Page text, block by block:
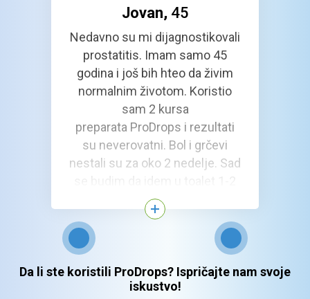
Jovan, 45
Nedavno su mi dijagnostikovali
prostatitis. Imam samo 45
godina i još bih hteo da živim
normalnim životom. Koristio
sam 2 kursa
preparata ProDrops i rezultati
su neverovatni. Bol i grčevi
nestali su za oko 2 nedelje. Sad
puta noću (ranije sam ustajao 5
puta). Osećam se za ocenu 8
od 10. Nadam se da će mi se
obnoviti i erektilna funkcija. Već
mogu da vidim značajna
poboljšanja. Stvari se sigurno
Da li ste koristili ProDrops? Ispričajte nam svoje
iskustvo!